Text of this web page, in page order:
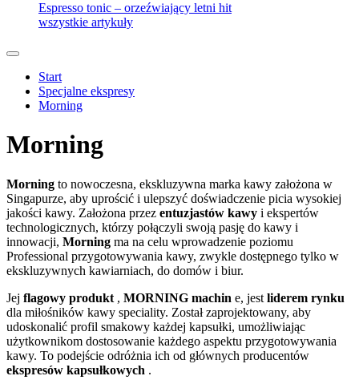
Espresso tonic – orzeźwiający letni hit
wszystkie artykuły
Start
Specjalne ekspresy
Morning
Morning
Morning to nowoczesna, ekskluzywna marka kawy założona w
Singapurze, aby uprościć i ulepszyć doświadczenie picia wysokiej
jakości kawy. Założona przez entuzjastów kawy i ekspertów
technologicznych, którzy połączyli swoją pasję do kawy i
innowacji, Morning ma na celu wprowadzenie poziomu
Professional przygotowywania kawy, zwykle dostępnego tylko w
ekskluzywnych kawiarniach, do domów i biur.
Jej flagowy produkt , MORNING machin e, jest liderem rynku
dla miłośników kawy speciality. Został zaprojektowany, aby
udoskonalić profil smakowy każdej kapsułki, umożliwiając
użytkownikom dostosowanie każdego aspektu przygotowywania
kawy. To podejście odróżnia ich od głównych producentów
ekspresów kapsułkowych .